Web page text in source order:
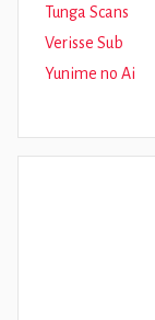
Tunga Scans
Verisse Sub
Yunime no Ai